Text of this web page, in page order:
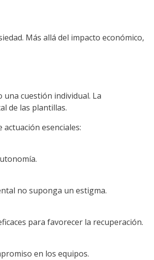
Más allá del impacto económico,
cuestión individual. La
de las plantillas.
esenciales:
no suponga un estigma.
para favorecer la recuperación.
en los equipos.